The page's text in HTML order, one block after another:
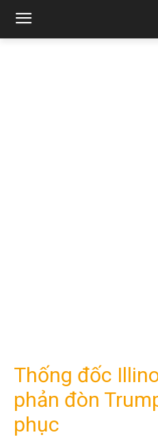
Thống đốc
phản đòn
phục